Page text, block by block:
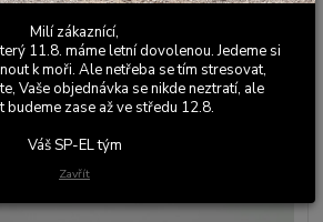
Felicia Mystery -
Milí zákaznící,
11.8. máme letní dovolenou. Jedeme si
k moři. Ale netřeba se tím stresovat,
Vaše objednávka se nikde neztratí, ale
budeme zase až ve středu 12.8.
Váš SP-EL tým
Zavřít